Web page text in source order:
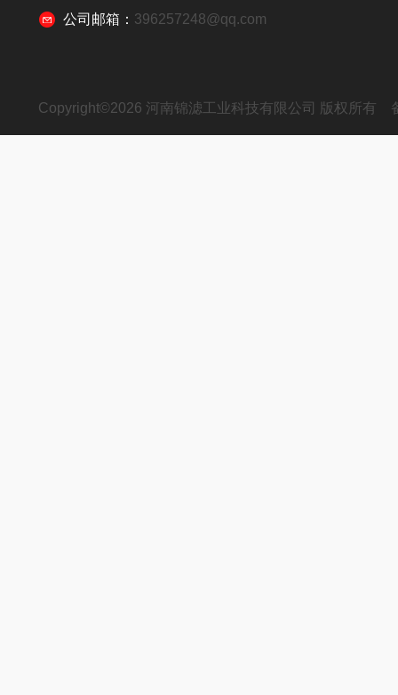
公司邮箱： 396257248@qq.com
Copyright©2026 河南锦滤工业科技有限公司 版权所有